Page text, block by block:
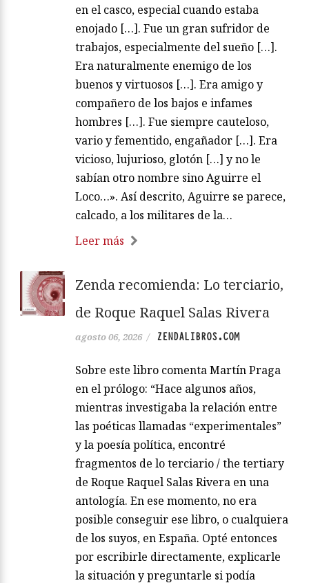
en el casco, especial cuando estaba
enojado […]. Fue un gran sufridor de
trabajos, especialmente del sueño […].
Era naturalmente enemigo de los
buenos y virtuosos […]. Era amigo y
compañero de los bajos e infames
hombres […]. Fue siempre cauteloso,
vario y fementido, engañador […]. Era
vicioso, lujurioso, glotón […] y no le
sabían otro nombre sino Aguirre el
Loco…». Así descrito, Aguirre se parece,
calcado, a los militares de la…
Leer más
Zenda recomienda: Lo terciario,
de Roque Raquel Salas Rivera
agosto 06, 2026 / ZENDALIBROS.COM
Sobre este libro comenta Martín Praga
en el prólogo: “Hace algunos años,
mientras investigaba la relación entre
las poéticas llamadas “experimentales”
y la poesía política, encontré
fragmentos de lo terciario / the tertiary
de Roque Raquel Salas Rivera en una
antología. En ese momento, no era
posible conseguir ese libro, o cualquiera
de los suyos, en España. Opté entonces
por escribirle directamente, explicarle
la situación y preguntarle si podía